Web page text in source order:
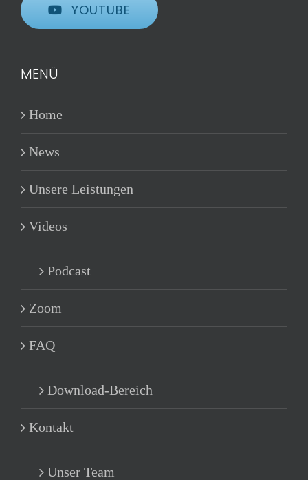
YOUTUBE
MENÜ
Home
News
Unsere Leistungen
Videos
Podcast
Zoom
FAQ
Download-Bereich
Kontakt
Unser Team